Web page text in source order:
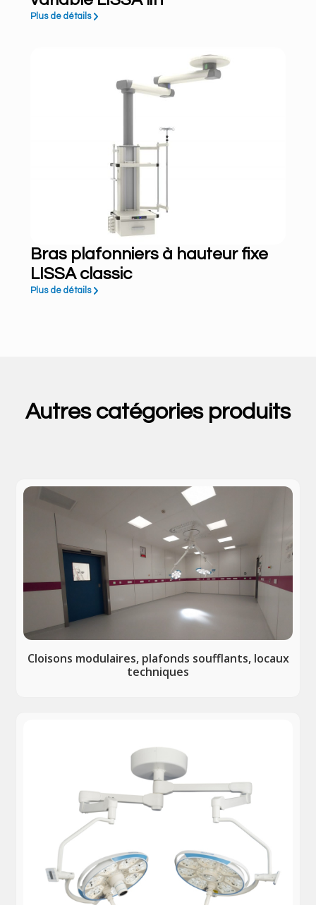
Plus de détails
Bras plafonniers à hauteur fixe
LISSA classic
Plus de détails
Autres catégories produits
Cloisons modulaires, plafonds soufflants, locaux
techniques